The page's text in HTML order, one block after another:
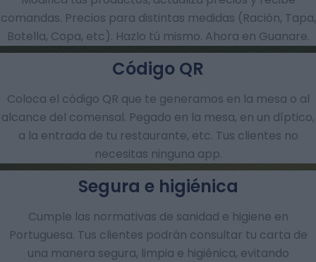
comandas.​ Precios para distintas medidas (Ración, Tapa,
Botella, Copa, etc). Hazlo tú mismo. Ahora en Guanare.
Coloca el código QR que te generamos en la mesa o al
alcance del comensal. Pegado en la mesa, en un díptico,
a la entrada de tu restaurante, etc. Tus clientes no
necesitas ninguna app.
Código QR
Cumple las normativas de sanidad e higiene en
Portuguesa. Tus clientes podrán consultar tu carta de
una manera segura, limpia e higiénica, evitando
Segura e higiénica